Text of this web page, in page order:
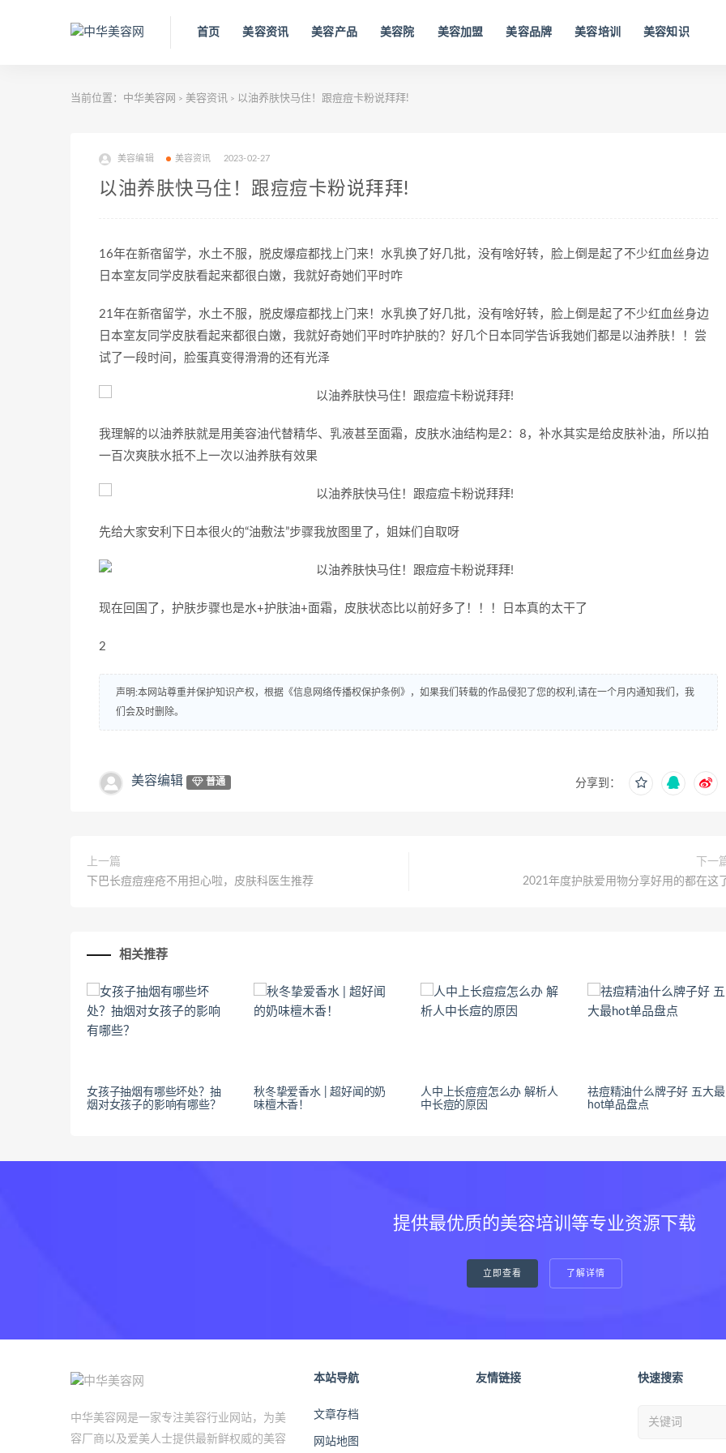
首页 美容资讯 美容产品 美容院 美容加盟 美容品牌 美容培训 美容知识
当前位置： 中华美容网 > 美容资讯 > 以油养肤快马住！跟痘痘卡粉说拜拜!
美容编辑 美容资讯 2023-02-27
以油养肤快马住！跟痘痘卡粉说拜拜!
16年在新宿留学，水土不服，脱皮爆痘都找上门来！水乳换了好几批，没有啥好转，脸上倒是起了不少红血丝身边
日本室友同学皮肤看起来都很白嫩，我就好奇她们平时咋
21年在新宿留学，水土不服，脱皮爆痘都找上门来！水乳换了好几批，没有啥好转，脸上倒是起了不少红血丝身边
日本室友同学皮肤看起来都很白嫩，我就好奇她们平时咋护肤的？好几个日本同学告诉我她们都是以油养肤！！尝
试了一段时间，脸蛋真变得滑滑的还有光泽
我理解的以油养肤就是用美容油代替精华、乳液甚至面霜，皮肤水油结构是2：8，补水其实是给皮肤补油，所以拍
一百次爽肤水抵不上一次以油养肤有效果
先给大家安利下日本很火的“油敷法”步骤我放图里了，姐妹们自取呀
现在回国了，护肤步骤也是水+护肤油+面霜，皮肤状态比以前好多了！！！日本真的太干了
2
声明:本网站尊重并保护知识产权，根据《信息网络传播权保护条例》，如果我们转载的作品侵犯了您的权利,请在一个月内通知我们，我
们会及时删除。
美容编辑 普通 分享到：
上一篇
下巴长痘痘痤疮不用担心啦，皮肤科医生推荐
下一
2021年度护肤爱用物分享好用的都在这
相关推荐
女孩子抽烟有哪些坏处？抽
烟对女孩子的影响有哪些？
秋冬挚爱香水 | 超好闻的奶
味檀木香！
人中上长痘痘怎么办 解析人
中长痘的原因
祛痘精油什么牌子好 五大最
hot单品盘点
提供最优质的美容培训等专业资源下载
立即查看 了解详情
中华美容网是一家专注美容行业网站，为美
容厂商以及爱美人士提供最新鲜权威的美容
本站导航
文章存档
网站地图
友情链接 快速搜索